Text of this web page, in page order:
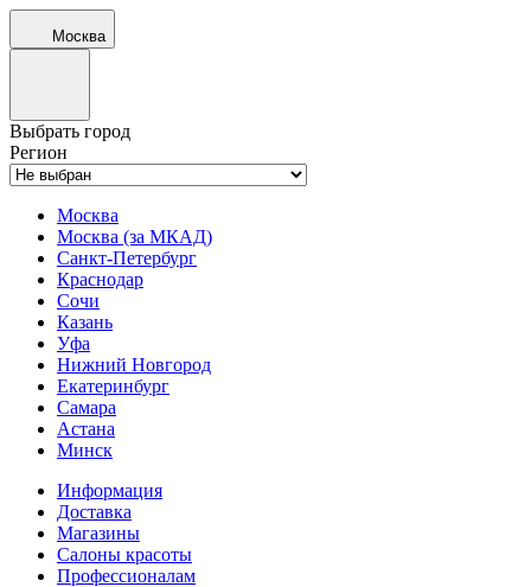
Москва
Выбрать город
Регион
Москва
Москва (за МКАД)
Санкт-Петербург
Краснодар
Сочи
Казань
Уфа
Нижний Новгород
Екатеринбург
Самара
Астана
Минск
Информация
Доставка
Магазины
Салоны красоты
Профессионалам